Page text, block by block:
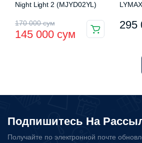
Night Light 2 (MJYD02YL)
170 000сум
Первоначальная
цена
145 000 сум
Текущая
цена:
295
Подпишитесь На
Получайте по электронной почте